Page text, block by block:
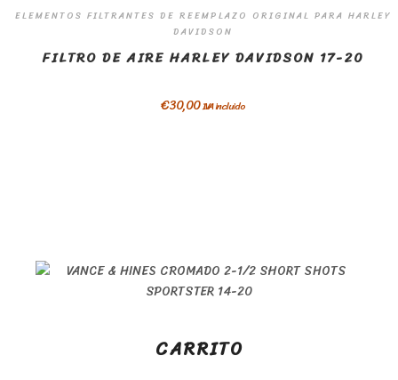
ELEMENTOS FILTRANTES DE REEMPLAZO ORIGINAL PARA HARLEY
DAVIDSON
FILTRO DE AIRE HARLEY DAVIDSON 17-20
€30,00IVA incluido
CARRITO